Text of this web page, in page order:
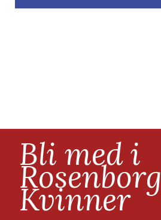
Bli med i
Rosenborg
Kvinner